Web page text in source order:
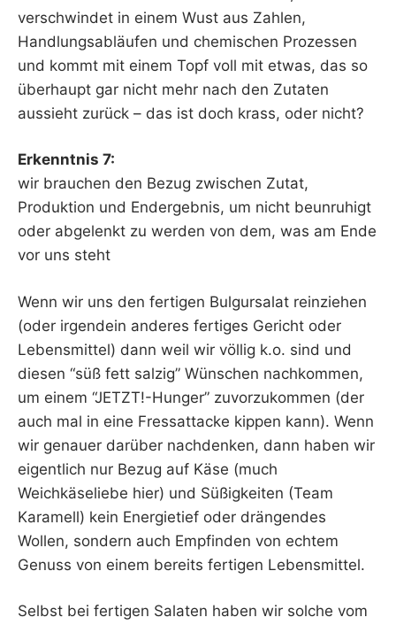
verschwindet in einem Wust aus Zahlen,
Handlungsabläufen und chemischen Prozessen
und kommt mit einem Topf voll mit etwas, das so
überhaupt gar nicht mehr nach den Zutaten
aussieht zurück – das ist doch krass, oder nicht?
Erkenntnis 7:
wir brauchen den Bezug zwischen Zutat,
Produktion und Endergebnis, um nicht beunruhigt
oder abgelenkt zu werden von dem, was am Ende
vor uns steht
Wenn wir uns den fertigen Bulgursalat reinziehen
(oder irgendein anderes fertiges Gericht oder
Lebensmittel) dann weil wir völlig k.o. sind und
diesen “süß fett salzig” Wünschen nachkommen,
um einem “JETZT!-Hunger” zuvorzukommen (der
auch mal in eine Fressattacke kippen kann). Wenn
wir genauer darüber nachdenken, dann haben wir
eigentlich nur Bezug auf Käse (much
Weichkäseliebe hier) und Süßigkeiten (Team
Karamell) kein Energietief oder drängendes
Wollen, sondern auch Empfinden von echtem
Genuss von einem bereits fertigen Lebensmittel.
Selbst bei fertigen Salaten haben wir solche vom